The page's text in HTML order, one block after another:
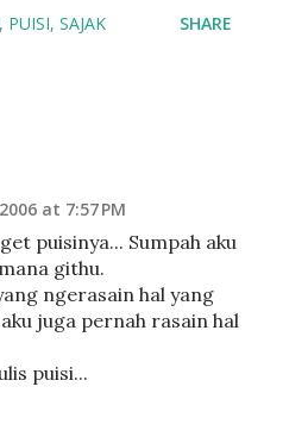
PUISI SAJAK SHARE
at 7:57 PM
puisinya... Sumpah aku
githu.
ngerasain hal yang
juga pernah rasain hal
puisi...